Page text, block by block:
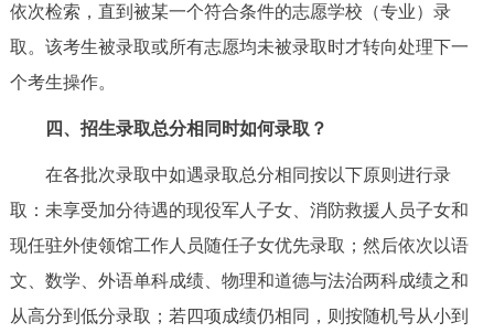
依次检索，直到被某一个符合条件的志愿学校（专业）录
取。该考生被录取或所有志愿均未被录取时才转向处理下一
个考生操作。
四、招生录取总分相同时如何录取？
在各批次录取中如遇录取总分相同按以下原则进行录
取：未享受加分待遇的现役军人子女、消防救援人员子女和
现任驻外使领馆工作人员随任子女优先录取；然后依次以语
文、数学、外语单科成绩、物理和道德与法治两科成绩之和
从高分到低分录取；若四项成绩仍相同，则按随机号从小到